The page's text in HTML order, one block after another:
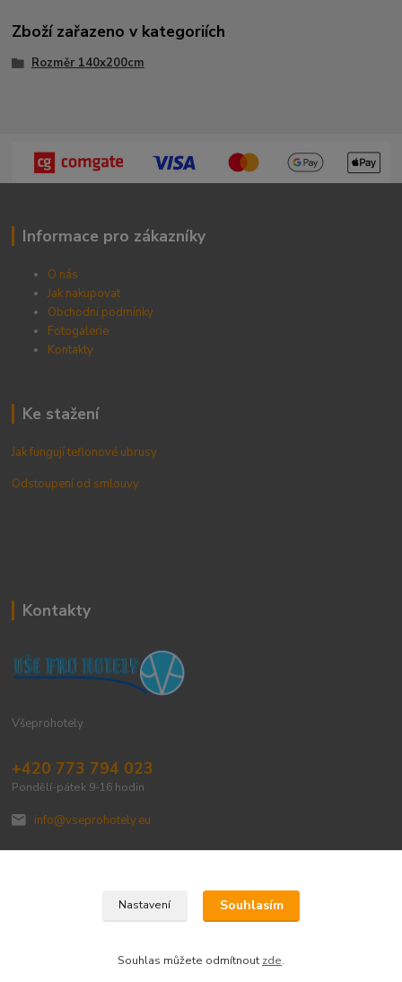
Zboží zařazeno v kategoriích
Rozměr 140x200cm
Informace pro zákazníky
O nás
Jak nakupovat
Obchodní podmínky
Fotogalerie
Kontakty
Ke stažení
Jak fungují teflonové ubrusy
Odstoupení od smlouvy
Kontakty
Všeprohotely
+420 773 794 023
Pondělí-pátek 9-16 hodin
info@vseprohotely.eu
Upravit sběr cookies.
Nastavení Souhlasím
Souhlas můžete odmítnout zde.